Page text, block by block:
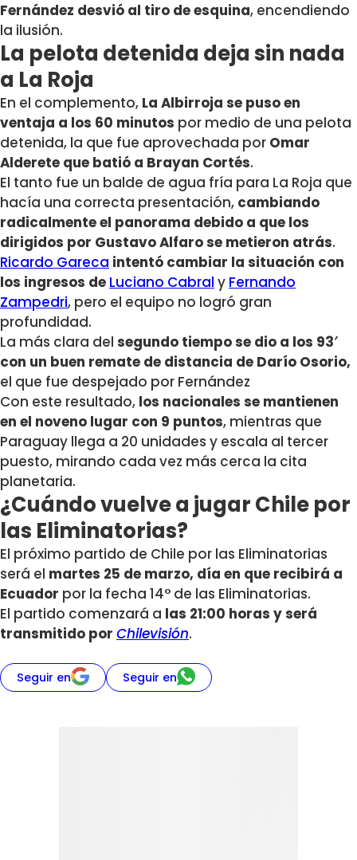
Fernández desvió al tiro de esquina, encendiendo
la ilusión.
La pelota detenida deja sin nada
a La Roja
En el complemento, La Albirroja se puso en
ventaja a los 60 minutos por medio de una pelota
detenida, la que fue aprovechada por Omar
Alderete que batió a Brayan Cortés.
El tanto fue un balde de agua fría para La Roja que
hacía una correcta presentación, cambiando
radicalmente el panorama debido a que los
dirigidos por Gustavo Alfaro se metieron atrás.
Ricardo Gareca intentó cambiar la situación con
los ingresos de Luciano Cabral y Fernando
Zampedri, pero el equipo no logró gran
profundidad.
La más clara del segundo tiempo se dio a los 93′
con un buen remate de distancia de Darío Osorio,
el que fue despejado por Fernández
Con este resultado, los nacionales se mantienen
en el noveno lugar con 9 puntos, mientras que
Paraguay llega a 20 unidades y escala al tercer
puesto, mirando cada vez más cerca la cita
planetaria.
¿Cuándo vuelve a jugar Chile por
las Eliminatorias?
El próximo partido de Chile por las Eliminatorias
será el martes 25 de marzo, día en que recibirá a
Ecuador por la fecha 14° de las Eliminatorias.
El partido comenzará a las 21:00 horas y será
transmitido por Chilevisión.
Seguir en Seguir en